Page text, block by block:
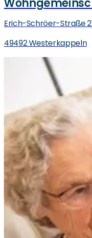
Erich-Schröer-Straße
49492 Westerkappeln